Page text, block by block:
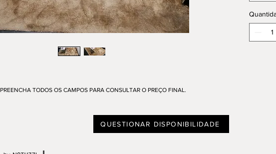
QUESTIONAR DISPONIBILIDADE
PREENCHA TODOS OS CAMPOS PARA CONSULTAR O PREÇO FINAL.